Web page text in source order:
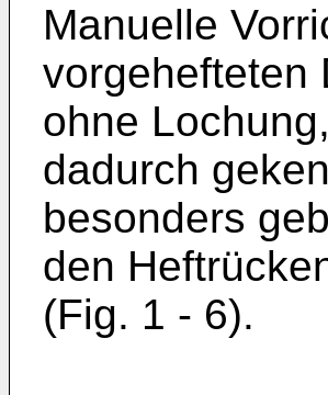
Manuelle
vorgehefteten
ohne Lochung,
dadurch
besonders
den
(Fig. 1 - 6).